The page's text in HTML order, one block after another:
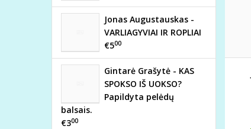
Jonas Augustauskas -
VARLIAGYVIAI IR ROPLIAI
€500
Gintarė Grašytė - KAS
SPOKSO IŠ UOKSO?
Papildyta pelėdų
balsais.
€300